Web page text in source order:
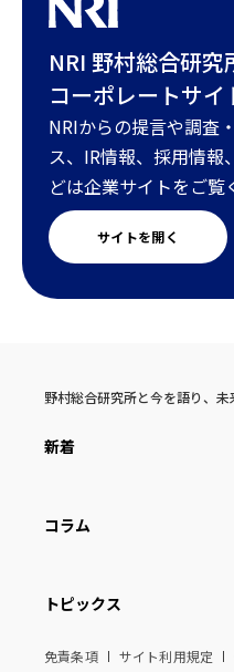
NRI 野村総合研究
コーポレートサイ
NRIからの提言や調査
ス、IR情報、採用情報
どは企業サイトをご覧
サイトを開く
野村総合研究所と今を語り、
新着
コラム
トピックス
免責条項 サイト利用規定